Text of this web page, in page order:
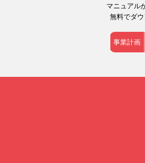
マニュアル
無料でダ
事業計画